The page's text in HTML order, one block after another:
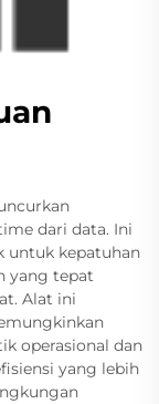
dari data. Ini
untuk kepatuhan
yang tepat
Alat ini
operasional dan
yang lebih